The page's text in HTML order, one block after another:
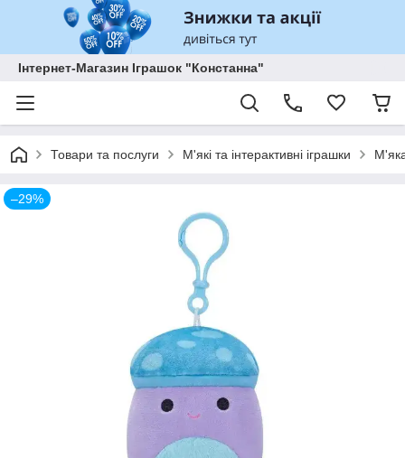
Інтернет-Магазин Іграшок "Констанна"
Товари та послуги М'які та інтерактивні іграшки
–29%